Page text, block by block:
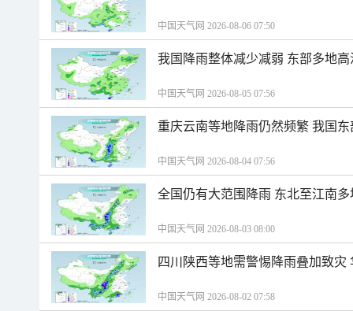
中国天气网 2026-08-06 07:50
我国降雨整体减少减弱 东部多地
中国天气网 2026-08-05 07:56
重庆云南等地降雨仍然频繁 我国
中国天气网 2026-08-04 07:56
全国仍有大范围降雨 东北至江南
中国天气网 2026-08-03 08:00
四川陕西等地需警惕降雨叠加致
中国天气网 2026-08-02 07:58